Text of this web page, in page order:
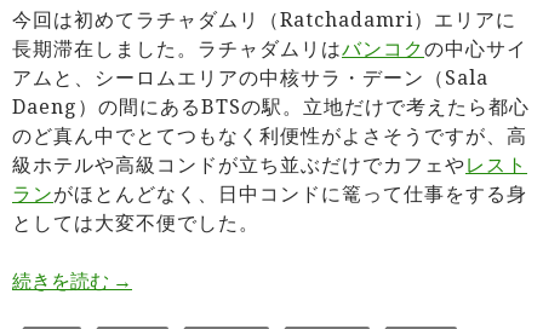
今回は初めてラチャダムリ（Ratchadamri）エリアに
長期滞在しました。ラチャダムリはバンコクの中心サイ
アムと、シーロムエリアの中核サラ・デーン（Sala
Daeng）の間にあるBTSの駅。立地だけで考えたら都心
のど真ん中でとてつもなく利便性がよさそうですが、高
級ホテルや高級コンドが立ち並ぶだけでカフェやレスト
ランがほとんどなく、日中コンドに篭って仕事をする身
としては大変不便でした。
続きを読む バンコクおすすめカフェ・レストラン「ビベン
→